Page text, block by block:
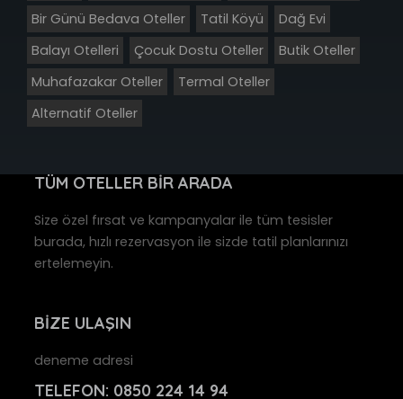
Bir Günü Bedava Oteller
Tatil Köyü
Dağ Evi
Balayı Otelleri
Çocuk Dostu Oteller
Butik Oteller
Muhafazakar Oteller
Termal Oteller
Alternatif Oteller
TÜM OTELLER BİR ARADA
Size özel fırsat ve kampanyalar ile tüm tesisler
burada, hızlı rezervasyon ile sizde tatil planlarınızı
ertelemeyin.
BİZE ULAŞIN
deneme adresi
TELEFON: 0850 224 14 94